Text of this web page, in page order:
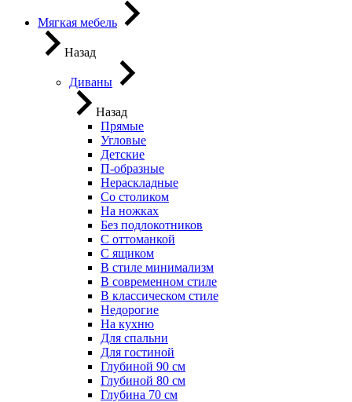
Мягкая мебель
Назад
Диваны
Назад
Прямые
Угловые
Детские
П-образные
Нераскладные
Со столиком
На ножках
Без подлокотников
С оттоманкой
С ящиком
В стиле минимализм
В современном стиле
В классическом стиле
Недорогие
На кухню
Для спальни
Для гостиной
Глубиной 90 см
Глубиной 80 см
Глубина 70 см